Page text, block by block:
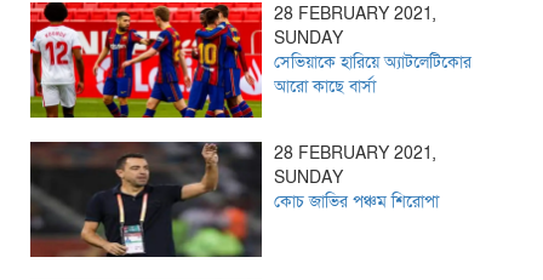
28 FEBRUARY 2021,
SUNDAY
সেভিয়াকে হারিয়ে অ্যাটলেটিকোর
আরো কাছে বার্সা
28 FEBRUARY 2021,
SUNDAY
কোচ জাভির পঞ্চম শিরোপা